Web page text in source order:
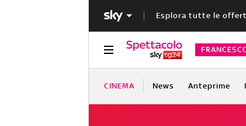
Esplora tutte le
CINEMA News Anteprime